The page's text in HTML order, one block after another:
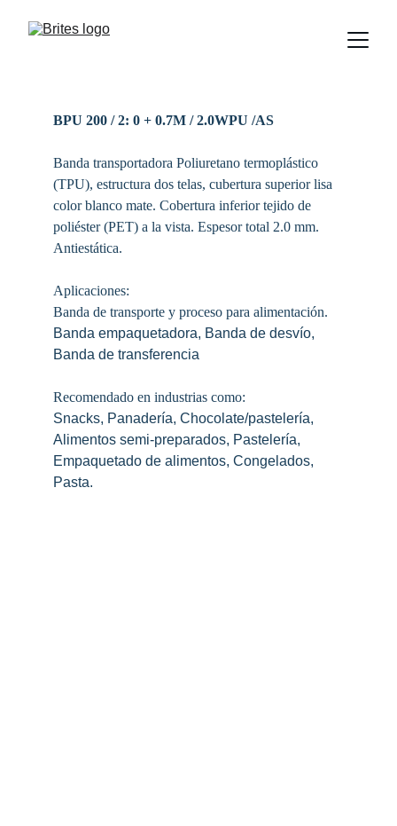
BPU 200 / 2: 0 + 0.7M / 2.0WPU /AS
Banda transportadora Poliuretano termoplástico
(TPU), estructura dos telas, cubertura superior lisa
color blanco mate. Cobertura inferior tejido de
poliéster (PET) a la vista. Espesor total 2.0 mm.
Antiestática.
Aplicaciones:
Banda de transporte y proceso para alimentación.
Banda empaquetadora, Banda de desvío,
Banda de transferencia
Recomendado en industrias como:
Snacks, Panadería, Chocolate/pastelería,
Alimentos semi-preparados, Pastelería,
Empaquetado de alimentos, Congelados,
Pasta.